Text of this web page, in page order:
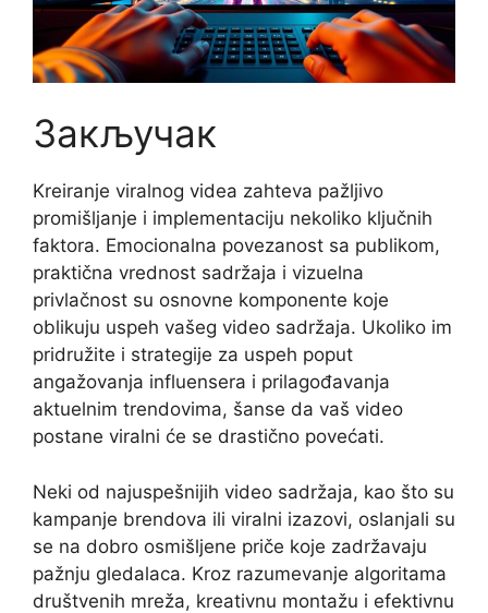
Закључак
Kreiranje viralnog videa zahteva pažljivo
promišljanje i implementaciju nekoliko ključnih
faktora. Emocionalna povezanost sa publikom,
praktična vrednost sadržaja i vizuelna
privlačnost su osnovne komponente koje
oblikuju uspeh vašeg video sadržaja. Ukoliko im
pridružite i strategije za uspeh poput
angažovanja influensera i prilagođavanja
aktuelnim trendovima, šanse da vaš video
postane viralni će se drastično povećati.
Neki od najuspešnijih video sadržaja, kao što su
kampanje brendova ili viralni izazovi, oslanjali su
se na dobro osmišljene priče koje zadržavaju
pažnju gledalaca. Kroz razumevanje algoritama
društvenih mreža, kreativnu montažu i efektivnu